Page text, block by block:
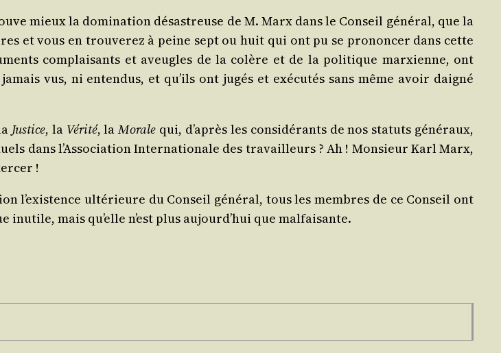
mieux la domi­na­tion désas­treuse de M. Marx dans le Conseil géné­ral, que la
et vous en trou­ve­rez à peine sept ou huit qui ont pu se pro­non­cer dans cette
com­plai­sants et aveugles de la colère et de la poli­tique mar­xienne, ont
vus, ni enten­dus, et qu’ils ont jugés et exé­cu­tés sans même avoir dai­gné
Jus­tice, la Véri­té, laMorale qui, d’a­près les consi­dé­rants de nos sta­tuts géné­raux,
dans l’As­so­cia­tion Inter­na­tio­nale des tra­vailleurs ? Ah ! Mon­sieur Karl Marx,
!
l’exis­tence ulté­rieure du Conseil géné­ral, tous les membres de ce Conseil ont
mais qu’elle n’est plus aujourd’­hui que malfaisante.